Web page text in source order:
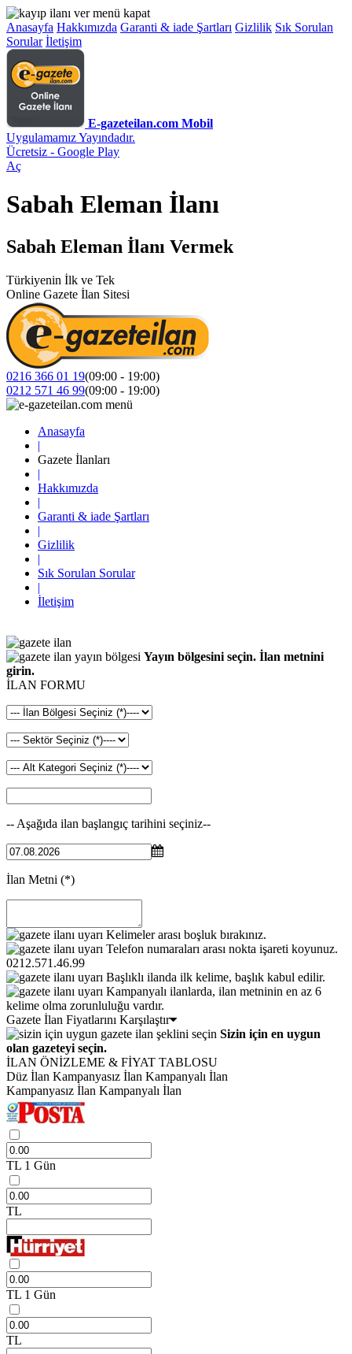
Anasayfa Hakkımızda Garanti & iade Şartları Gizlilik Sık Sorulan
Sorular İletişim
E-gazeteilan.com Mobil
Uygulamamız Yayındadır.
Ücretsiz - Google Play
Aç
Sabah Eleman İlanı
Sabah Eleman İlanı Vermek
Türkiyenin İlk ve Tek
Online Gazete İlan Sitesi
0216 366 01 19(09:00 - 19:00)
0212 571 46 99(09:00 - 19:00)
Anasayfa
|
Gazete İlanları
|
Hakkımızda
|
Garanti & iade Şartları
|
Gizlilik
|
Sık Sorulan Sorular
|
İletişim
Yayın bölgesini seçin. İlan metnini
girin.
İLAN FORMU
-- Aşağıda ilan başlangıç tarihini seçiniz--
İlan Metni (*)
Kelimeler arası boşluk bırakınız.
Telefon numaraları arası nokta işareti koyunuz.
0212.571.46.99
Başlıklı ilanda ilk kelime, başlık kabul edilir.
Kampanyalı ilanlarda, ilan metninin en az 6
kelime olma zorunluluğu vardır.
Gazete İlan Fiyatlarını Karşılaştır
Sizin için en uygun
olan gazeteyi seçin.
İLAN ÖNİZLEME & FİYAT TABLOSU
Düz İlan Kampanyasız İlan Kampanyalı İlan
Kampanyasız İlan Kampanyalı İlan
TL 1 Gün
TL
TL 1 Gün
TL